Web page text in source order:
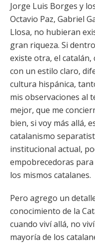
Jorge Luis Borges y
Octavio Paz, Gabriel
Llosa, no hubieran
gran riqueza. Si
existe otra, el
con un estilo claro,
cultura hispánica,
mis observaciones al
mejor, que me
bien, si voy más allá,
catalanismo
institucional actual,
empobrecedoras
los mismos catalanes.
Pero agrego un
conocimiento de la
cuando viví allá, no
mayoría de los